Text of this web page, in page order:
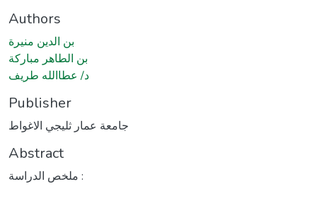
Authors
بن الدين منيرة
بن الطاهر مباركة
د/ عطاالله طريف
Publisher
جامعة عمار ثليجي الاغواط
Abstract
ملخص الدراسة :